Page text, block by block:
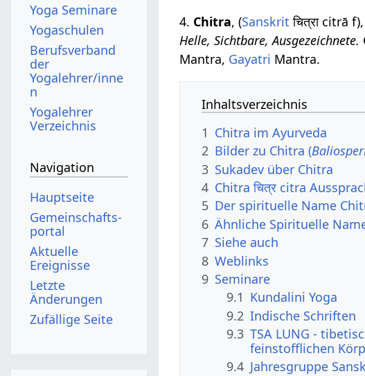
4. Chitra, (Sanskrit चित्रा citrā
Helle, Sichtbare, Ausgezeichnete.
Mantra, Gayatri Mantra.
Inhaltsverzeichnis
1 Chitra im Ayurveda
2 Bilder zu Chitra (
3 Sukadev über Chitra
4 Chitra चित्र citra
5 Der spirituelle Name
6 Ähnliche Spirituelle
7 Siehe auch
8 Weblinks
9 Seminare
9.1 Kundalini Yoga
9.2 Indische Schriften
9.3 TSA LUNG -
feinstofflichen
9.4 Jahresgruppe
Yoga Seminare
Yogaschulen
Berufsverband
der
Yogalehrer/inne
n
Yogalehrer
Verzeichnis
Navigation
Hauptseite
Gemeinschafts­
portal
Aktuelle
Ereignisse
Letzte
Änderungen
Zufällige Seite